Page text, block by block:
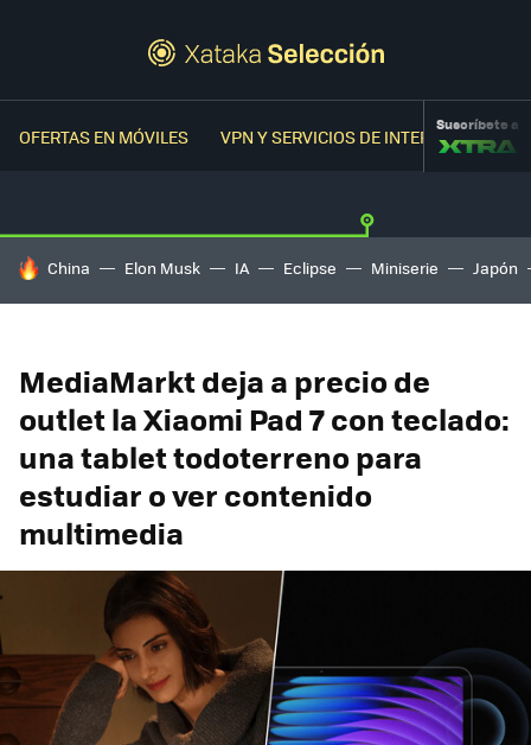
OFERTAS EN MÓVILES VPN Y SERVICIOS DE INTERNETSuscríbete a
HOY SE HABLA DE
China Elon Musk IA Eclipse Miniserie Japón
MediaMarkt deja a precio de
outlet la Xiaomi Pad 7 con teclado:
una tablet todoterreno para
estudiar o ver contenido
multimedia